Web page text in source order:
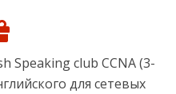
Speaking club CCNA (3-
для сетевых